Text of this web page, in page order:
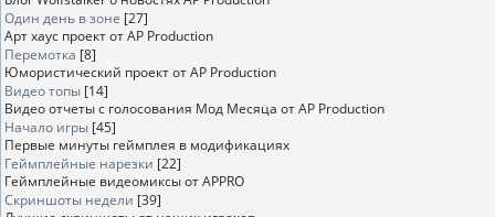
Один день в зоне [27]
Арт хаус проект от AP Production
Перемотка [8]
Юмористический проект от AP Production
Видео топы [14]
Видео отчеты с голосования Мод Месяца от AP Production
Начало игры [45]
Первые минуты геймплея в модификациях
Геймплейные нарезки [22]
Геймплейные видеомиксы от APPRO
Скриншоты недели [39]